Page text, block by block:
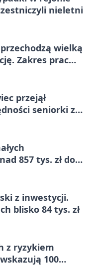
nieletni
wielką
Zakres prac
przejął
seniorki z
857 tys. zł do
z inwestycji.
blisko 84 tys. zł
z ryzykiem
100